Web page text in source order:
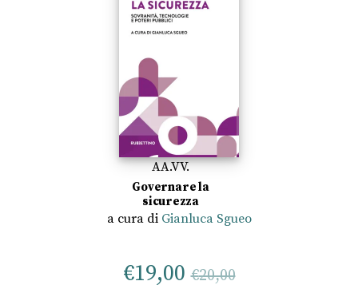
AA.VV.
Governare la
sicurezza
a cura di Gianluca Sgueo
€19,00 €20,00